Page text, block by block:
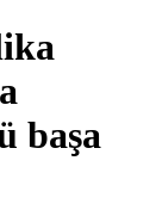
başa